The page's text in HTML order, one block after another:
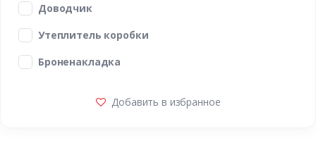
Доводчик
Утеплитель коробки
Броненакладка
Добавить в избранное